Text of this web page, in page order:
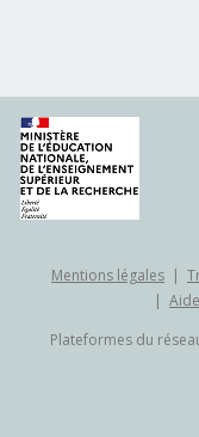
Mentions légales |
|
Plateformes du